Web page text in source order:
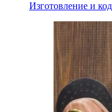
Изготовление и